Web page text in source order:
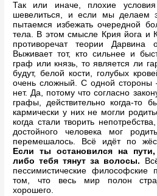
Так или иначе, плохие
шевелиться, и если мы делаем
пытаемся избежать очередной
тела. В этом смысле Крия йога и
противоречат теории Дарвина
Выживает тот, кто сильнее и
граф или князь, то является ли
будут, белой кости, голубых
очень сложный. С одной стороны
нет. Да, потому что согласно
графы, действительно когда-то
кармически у них не могли
когда стали творить
достойного человека мог
перемешалось. Всё идёт по
Если ты остановился на
либо тебя тянут за волосы.
пессимистические философские
том, что весь мир полон
хорошего.